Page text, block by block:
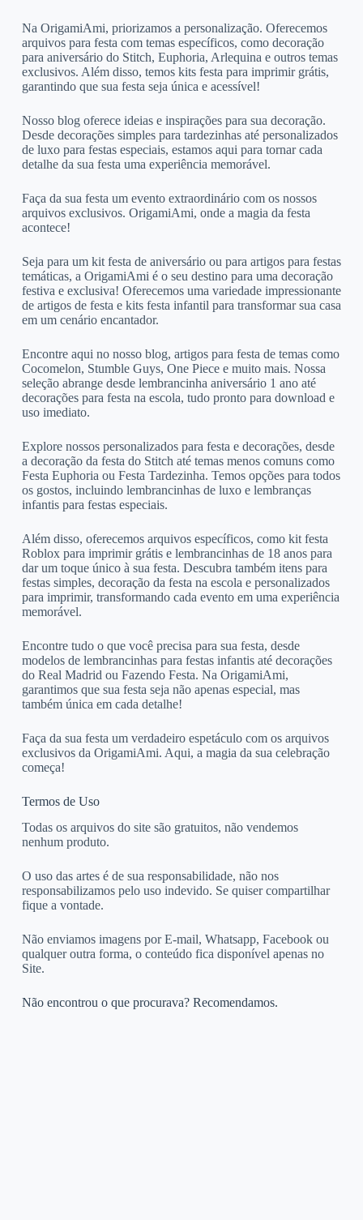
Na OrigamiAmi, priorizamos a personalização. Oferecemos
arquivos para festa com temas específicos, como decoração
para aniversário do Stitch, Euphoria, Arlequina e outros temas
exclusivos. Além disso, temos kits festa para imprimir grátis,
garantindo que sua festa seja única e acessível!
Nosso blog oferece ideias e inspirações para sua decoração.
Desde decorações simples para tardezinhas até personalizados
de luxo para festas especiais, estamos aqui para tornar cada
detalhe da sua festa uma experiência memorável.
Faça da sua festa um evento extraordinário com os nossos
arquivos exclusivos. OrigamiAmi, onde a magia da festa
acontece!
Seja para um kit festa de aniversário ou para artigos para festas
temáticas, a OrigamiAmi é o seu destino para uma decoração
festiva e exclusiva! Oferecemos uma variedade impressionante
de artigos de festa e kits festa infantil para transformar sua casa
em um cenário encantador.
Encontre aqui no nosso blog, artigos para festa de temas como
Cocomelon, Stumble Guys, One Piece e muito mais. Nossa
seleção abrange desde lembrancinha aniversário 1 ano até
decorações para festa na escola, tudo pronto para download e
uso imediato.
Explore nossos personalizados para festa e decorações, desde
a decoração da festa do Stitch até temas menos comuns como
Festa Euphoria ou Festa Tardezinha. Temos opções para todos
os gostos, incluindo lembrancinhas de luxo e lembranças
infantis para festas especiais.
Além disso, oferecemos arquivos específicos, como kit festa
Roblox para imprimir grátis e lembrancinhas de 18 anos para
dar um toque único à sua festa. Descubra também itens para
festas simples, decoração da festa na escola e personalizados
para imprimir, transformando cada evento em uma experiência
memorável.
Encontre tudo o que você precisa para sua festa, desde
modelos de lembrancinhas para festas infantis até decorações
do Real Madrid ou Fazendo Festa. Na OrigamiAmi,
garantimos que sua festa seja não apenas especial, mas
também única em cada detalhe!
Faça da sua festa um verdadeiro espetáculo com os arquivos
exclusivos da OrigamiAmi. Aqui, a magia da sua celebração
começa!
Termos de Uso
Todas os arquivos do site são gratuitos, não vendemos
nenhum produto.
O uso das artes é de sua responsabilidade, não nos
responsabilizamos pelo uso indevido. Se quiser compartilhar
fique a vontade.
Não enviamos imagens por E-mail, Whatsapp, Facebook ou
qualquer outra forma, o conteúdo fica disponível apenas no
Site.
Não encontrou o que procurava? Recomendamos.